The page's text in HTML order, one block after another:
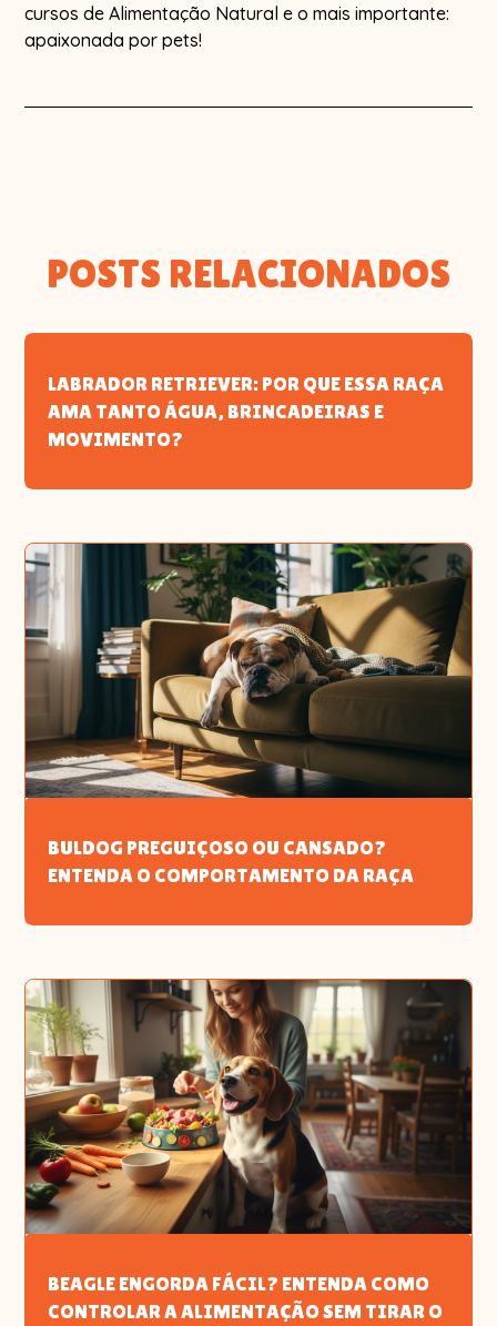
cursos de Alimentação Natural e o mais importante:
apaixonada por pets!
POSTS RELACIONADOS
LABRADOR RETRIEVER: POR QUE ESSA RAÇA
AMA TANTO ÁGUA, BRINCADEIRAS E
MOVIMENTO?
BULDOG PREGUIÇOSO OU CANSADO?
ENTENDA O COMPORTAMENTO DA RAÇA
BEAGLE ENGORDA FÁCIL? ENTENDA COMO
CONTROLAR A ALIMENTAÇÃO SEM TIRAR O